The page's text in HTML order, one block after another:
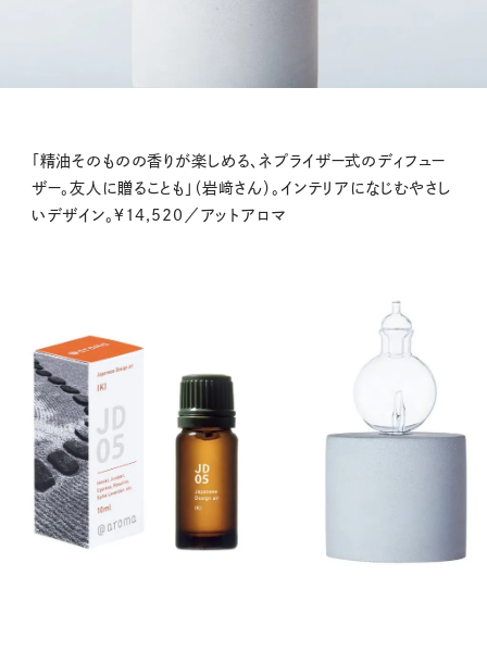
「精油そのものの香りが楽しめる、ネプライザー式のディフュー
ザー。友人に贈ることも」（岩﨑さん）。インテリアになじむやさし
いデザイン。¥14,520／アットアロマ